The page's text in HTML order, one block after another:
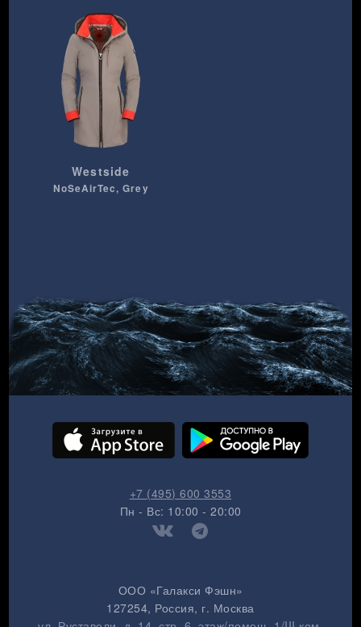
Westside
NoSeAirTec, Grey
+7 (495) 600 3553
Пн - Вс: 10:00 - 20:00
ООО «Галакси Фэшн»
127254, Россия, г. Москва